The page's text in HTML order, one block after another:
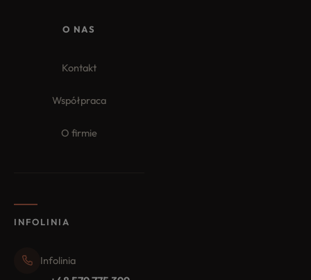
O NAS
Kontakt
Współpraca
O firmie
INFOLINIA
Infolinia